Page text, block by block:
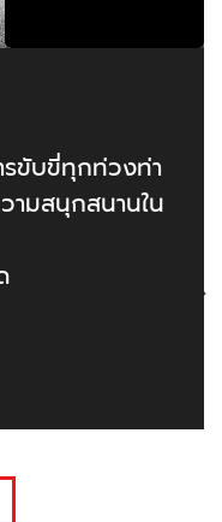
รขับขี่ทุกท่วงท่า
มสนุกสนานใน